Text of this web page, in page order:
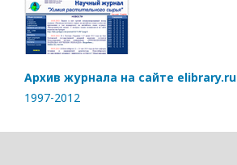
Архив журнала на сайте elibrary.ru
1997-2012